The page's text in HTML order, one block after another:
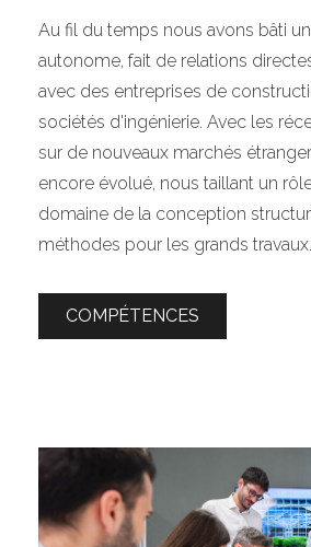
Au fil du temps nous avons bâti
autonome, fait de relations
avec des entreprises de
sociétés d'ingénierie. Avec les
sur de nouveaux marchés
encore évolué, nous taillant un
domaine de la conception
méthodes pour les grands travaux.
COMPÉTENCES